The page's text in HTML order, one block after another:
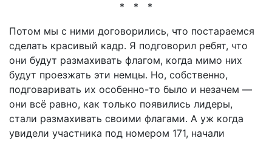
* * *
Потом мы с ними договорились, что постараемся
сделать красивый кадр. Я подговорил ребят, что
они будут размахивать флагом, когда мимо них
будут проезжать эти немцы. Но, собственно,
подговаривать их особенно-то было и незачем —
они всё равно, как только появились лидеры,
стали размахивать своими флагами. А уж когда
увидели участника под номером 171, начали